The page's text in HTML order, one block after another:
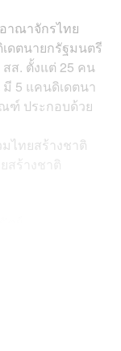
าณาจักรไทย
ดตนายกรัฐมนตรี
ส. ตั้งแต่ 25 คน
5 แคนดิเดตนา
ฑ์ ประกอบด้วย
ไทยสร้างชาติ
สร้างชาติ